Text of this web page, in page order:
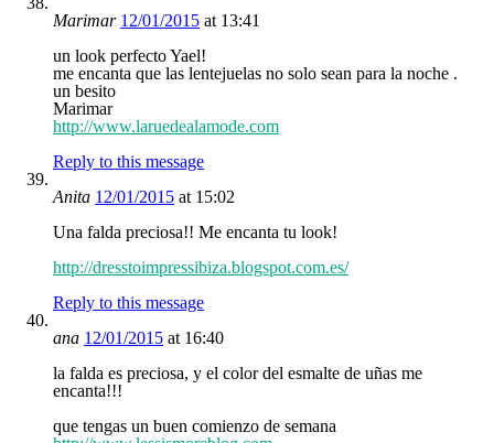
Marimar 12/01/2015 at 13:41
un look perfecto Yael!
me encanta que las lentejuelas no solo sean para la noche .
un besito
Marimar
http://www.laruedealamode.com
Reply to this message
Anita 12/01/2015 at 15:02
Una falda preciosa!! Me encanta tu look!
http://dresstoimpressibiza.blogspot.com.es/
Reply to this message
ana 12/01/2015 at 16:40
la falda es preciosa, y el color del esmalte de uñas me
encanta!!!
que tengas un buen comienzo de semana